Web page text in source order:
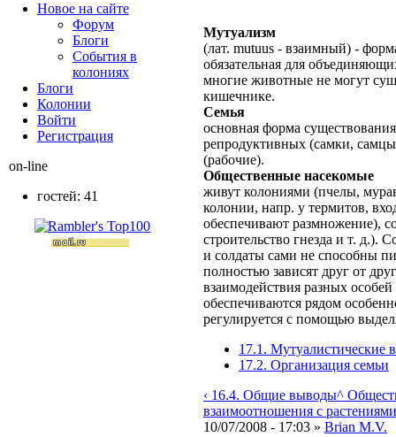
Мутуализм
(лат. mutuus - взаимный) -
обязательная для
многие животные не могут
кишечнике.
Семья
основная форма
репродуктивных (самки,
(рабочие).
Общественные насекомые
живут колониями (пчелы,
колонии, напр. у термитов,
обеспечивают размножение),
строительство гнезда и т. д.).
и солдаты сами не способны
полностью зависят друг от
взаимодействия разных
обеспечиваются рядом
регулируется с помощью
17.1. Мутуалистические
17.2. Организация семьи
‹ 16.4. Общие выводы^
взаимоотношения с
10/07/2008 - 17:03 » Brian M.V.
Новое на сайте
Форум
Блоги
События в
колониях
Блоги
Колонии
Войти
Peгиcтpaция
on-line
гостей: 41